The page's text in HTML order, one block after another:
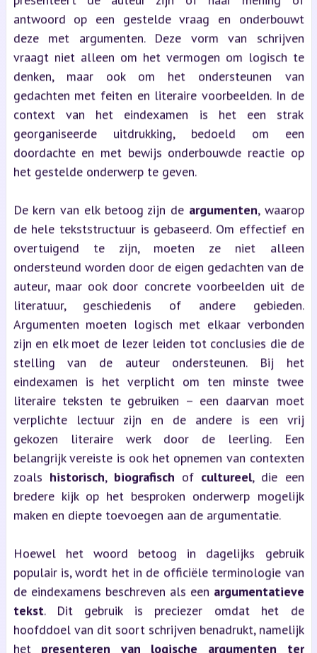
antwoord op een gestelde vraag en onderbouwt
deze met argumenten. Deze vorm van schrijven
vraagt niet alleen om het vermogen om logisch te
denken, maar ook om het ondersteunen van
gedachten met feiten en literaire voorbeelden. In de
context van het eindexamen is het een strak
georganiseerde uitdrukking, bedoeld om een
doordachte en met bewijs onderbouwde reactie op
het gestelde onderwerp te geven.
De kern van elk betoog zijn de argumenten, waarop
de hele tekststructuur is gebaseerd. Om effectief en
overtuigend te zijn, moeten ze niet alleen
ondersteund worden door de eigen gedachten van de
auteur, maar ook door concrete voorbeelden uit de
literatuur, geschiedenis of andere gebieden.
Argumenten moeten logisch met elkaar verbonden
zijn en elk moet de lezer leiden tot conclusies die de
stelling van de auteur ondersteunen. Bij het
eindexamen is het verplicht om ten minste twee
literaire teksten te gebruiken – een daarvan moet
verplichte lectuur zijn en de andere is een vrij
gekozen literaire werk door de leerling. Een
belangrijk vereiste is ook het opnemen van contexten
zoals historisch, biografisch of cultureel, die een
bredere kijk op het besproken onderwerp mogelijk
maken en diepte toevoegen aan de argumentatie.
Hoewel het woord betoog in dagelijks gebruik
populair is, wordt het in de officiële terminologie van
de eindexamens beschreven als een argumentatieve
tekst. Dit gebruik is preciezer omdat het de
hoofddoel van dit soort schrijven benadrukt, namelijk
het presenteren van logische argumenten ter